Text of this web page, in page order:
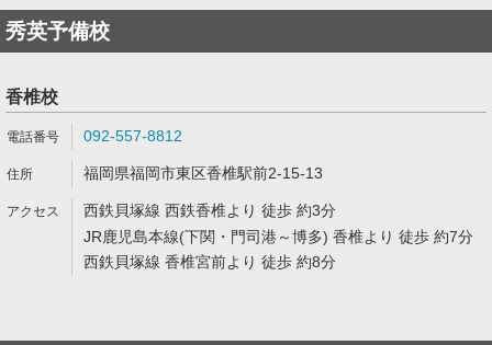
秀英予備校
香椎校
092-557-8812
福岡県福岡市東区香椎駅前2-15-13
西鉄貝塚線 西鉄香椎より 徒歩 約3分
JR鹿児島本線(下関・門司港～博多) 香椎より 徒歩 約7分
西鉄貝塚線 香椎宮前より 徒歩 約8分